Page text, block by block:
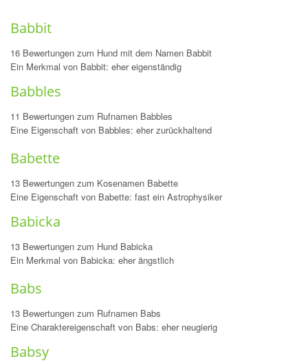
Babbit
16 Bewertungen zum Hund mit dem Namen Babbit
Ein Merkmal von Babbit: eher eigenständig
Babbles
11 Bewertungen zum Rufnamen Babbles
Eine Eigenschaft von Babbles: eher zurückhaltend
Babette
13 Bewertungen zum Kosenamen Babette
Eine Eigenschaft von Babette: fast ein Astrophysiker
Babicka
13 Bewertungen zum Hund Babicka
Ein Merkmal von Babicka: eher ängstlich
Babs
13 Bewertungen zum Rufnamen Babs
Eine Charaktereigenschaft von Babs: eher neugierig
Babsy